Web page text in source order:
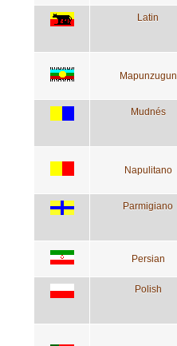
Latin
Mapunzugun
Mudnés
Napulitano
Parmigiano
Persian
Polish